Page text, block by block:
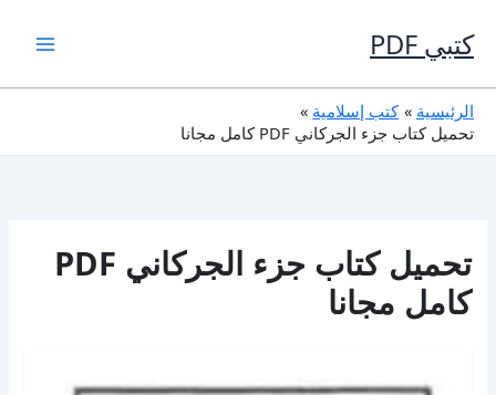
إلى
المحتوى
كتبي PDF
الرئيسية
كتب إسلامية
تحميل كتاب جزء الجركاني PDF كامل مجانا
تحميل كتاب جزء الجركاني PDF
كامل مجانا